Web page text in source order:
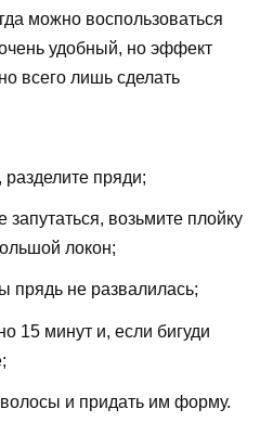
можно воспользоваться
удобный, но эффект
всего лишь сделать
пряди;
запутаться, возьмите плойку
локон;
прядь не развалилась;
15 минут и, если бигуди
и придать им форму.